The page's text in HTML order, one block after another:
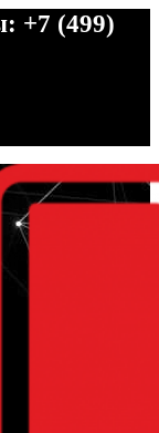
+7 (499)